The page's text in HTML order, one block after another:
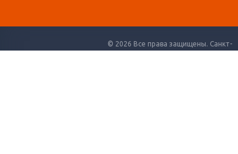
© 2026 Все права защищены. Санкт-